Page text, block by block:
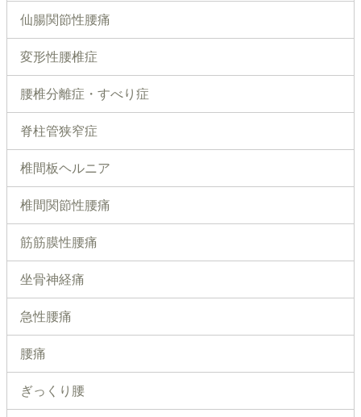
仙腸関節性腰痛
変形性腰椎症
腰椎分離症・すべり症
脊柱管狭窄症
椎間板ヘルニア
椎間関節性腰痛
筋筋膜性腰痛
坐骨神経痛
急性腰痛
腰痛
ぎっくり腰